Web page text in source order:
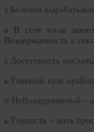
з Болезни
а В селе из-за
Воздержанность к
з Доступность
к Главный враг
п НеВоздержанный –
к Глупость – мать